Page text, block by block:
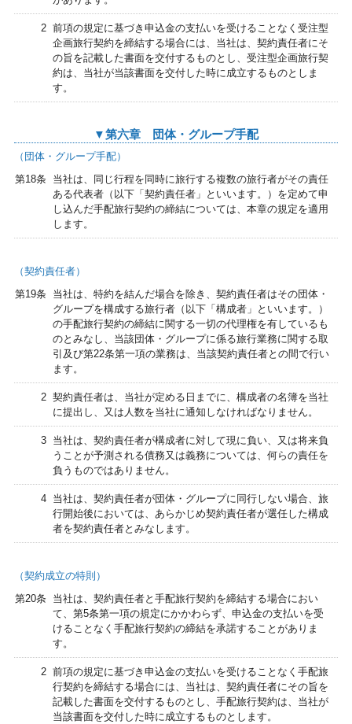
2 前項の規定に基づき申込金の支払いを受けることなく受注型
企画旅行契約を締結する場合には、当社は、契約責任者にそ
の旨を記載した書面を交付するものとし、受注型企画旅行契
約は、当社が当該書面を交付した時に成立するものとしま
す。
▼第六章 団体・グループ手配
（団体・グループ手配）
第18条
当社は、同じ行程を同時に旅行する複数の旅行者がその責任
ある代表者（以下「契約責任者」といいます。）を定めて申
し込んだ手配旅行契約の締結については、本章の規定を適用
します。
（契約責任者）
第19条
当社は、特約を結んだ場合を除き、契約責任者はその団体・
グループを構成する旅行者（以下「構成者」といいます。）
の手配旅行契約の締結に関する一切の代理権を有しているも
のとみなし、当該団体・グループに係る旅行業務に関する取
引及び第22条第一項の業務は、当該契約責任者との間で行い
ます。
2 契約責任者は、当社が定める日までに、構成者の名簿を当社
に提出し、又は人数を当社に通知しなければなりません。
3
当社は、契約責任者が構成者に対して現に負い、又は将来負
うことが予測される債務又は義務については、何らの責任を
負うものではありません。
4
当社は、契約責任者が団体・グループに同行しない場合、旅
行開始後においては、あらかじめ契約責任者が選任した構成
者を契約責任者とみなします。
（契約成立の特則）
第20条
当社は、契約責任者と手配旅行契約を締結する場合におい
て、第5条第一項の規定にかかわらず、申込金の支払いを受
けることなく手配旅行契約の締結を承諾することがありま
す。
2 前項の規定に基づき申込金の支払いを受けることなく手配旅
行契約を締結する場合には、当社は、契約責任者にその旨を
記載した書面を交付するものとし、手配旅行契約は、当社が
当該書面を交付した時に成立するものとします。